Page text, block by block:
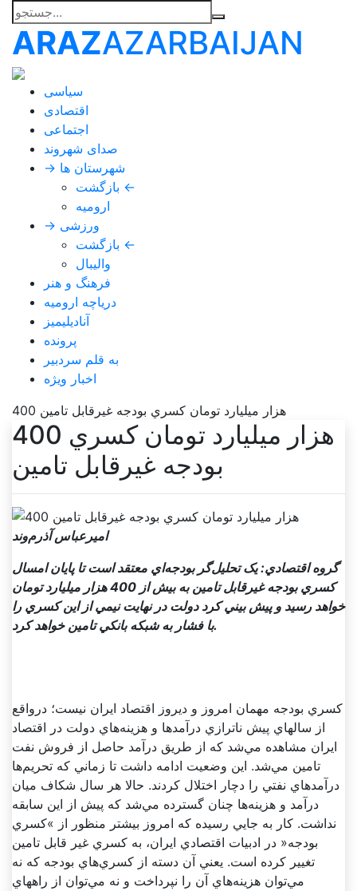
ARAZAZARBAIJAN
سیاسی
اقتصادی
اجتماعی
صدای شهروند
→ شهرستان ها
بازگشت ←
ارومیه
→ ورزشی
بازگشت ←
والیبال
فرهنگ و هنر
دریاچه ارومیه
آنادیلیمیز
پرونده
به قلم سردبیر
اخبار ویژه
400 هزار ميليارد تومان کسري بودجه غيرقابل تامين
400 هزار ميليارد تومان کسري
بودجه غيرقابل تامين
اميرعباس آذرم‌وند
گروه اقتصادي: يک تحليل‌گر بودجه‌اي معتقد است تا پايان امسال
کسري بودجه غيرقابل تامين به بيش از 400 هزار ميليارد تومان
خواهد رسيد و پيش بيني کرد دولت در نهايت نيمي از اين کسري را
با فشار به شبکه بانکي تامين خواهد کرد.
کسري بودجه مهمان امروز و ديروز اقتصاد ايران نيست؛ درواقع
از سالهاي پيش ناترازي درآمدها و هزينه‌هاي دولت در اقتصاد
ايران مشاهده مي‌شد که از طريق درآمد حاصل از فروش نفت
تامين مي‌شد. اين وضعيت ادامه داشت تا زماني که تحريم‌ها
درآمدهاي نفتي را دچار اختلال کردند. حالا هر سال شکاف ميان
درآمد و هزينه‌ها چنان گسترده مي‌شد که پيش از اين سابقه
نداشت. کار به جايي رسيده که امروز بيشتر منظور از »کسري
بودجه« در ادبيات اقتصادي ايران، به کسري غير قابل تامين
تغيير کرده است. يعني آن دسته از کسري‌هاي بودجه که نه
مي‌توان هزينه‌هاي آن را نپرداخت و نه مي‌توان از راههاي